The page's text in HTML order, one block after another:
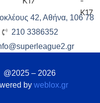
42, Αθήνα, 106 78
210 3386352
@2025 – 2026
by weblox.gr